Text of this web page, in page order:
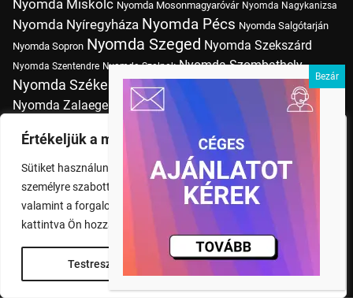
Értékeljük a magánéletét
Sütiket használunk a böngészési élmény fokozására,
személyre szabott hirdetések vagy tartalmak megjelenítésére,
valamint a forgalom elemzésére. A "Mindent elfogad" gombra
kattintva Ön hozzájárul a cookie-k használatához.
Testreszabás Rendben
Nyomda Miskolc Nyomda Mosonmagyaróvár Nyomda Nagykanizsa
Nyomda Nyíregyháza Nyomda Pécs Nyomda Salgótarján
Nyomda Sopron Nyomda Szeged Nyomda Szekszárd
Nyomda Szentendre Nyomda Szolnok Nyomda Szombathely
Nyomda Székesfehérvár Nyomda Tatabánya Nyomda Vác
Nyomda Zalaegerszeg Nyomda Érd nyomtatás
Nyomtatás Budapesten
Pólónyomtatás Budapesten Szitanyomda Budapesten
Tudásbázis